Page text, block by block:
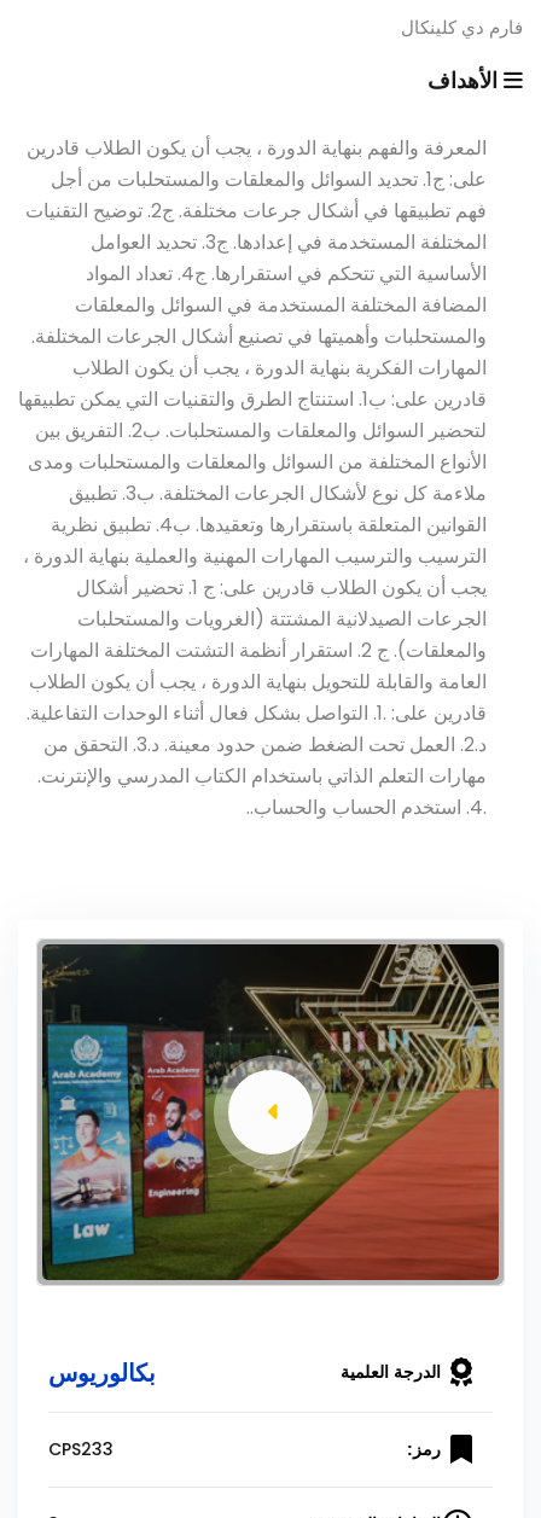
فارم دي كلينكال
الأهداف
المعرفة والفهم بنهاية الدورة ، يجب أن يكون الطلاب قادرين
على: ج1. تحديد السوائل والمعلقات والمستحلبات من أجل
فهم تطبيقها في أشكال جرعات مختلفة. ج2. توضيح التقنيات
المختلفة المستخدمة في إعدادها. ج3. تحديد العوامل
الأساسية التي تتحكم في استقرارها. ج4. تعداد المواد
المضافة المختلفة المستخدمة في السوائل والمعلقات
والمستحلبات وأهميتها في تصنيع أشكال الجرعات المختلفة.
المهارات الفكرية بنهاية الدورة ، يجب أن يكون الطلاب
قادرين على: ب1. استنتاج الطرق والتقنيات التي يمكن تطبيقها
لتحضير السوائل والمعلقات والمستحلبات. ب2. التفريق بين
الأنواع المختلفة من السوائل والمعلقات والمستحلبات ومدى
ملاءمة كل نوع لأشكال الجرعات المختلفة. ب3. تطبيق
القوانين المتعلقة باستقرارها وتعقيدها. ب4. تطبيق نظرية
الترسيب والترسيب المهارات المهنية والعملية بنهاية الدورة ،
يجب أن يكون الطلاب قادرين على: ج 1. تحضير أشكال
الجرعات الصيدلانية المشتتة (الغرويات والمستحلبات
والمعلقات). ج 2. استقرار أنظمة التشتت المختلفة المهارات
العامة والقابلة للتحويل بنهاية الدورة ، يجب أن يكون الطلاب
قادرين على: .1. التواصل بشكل فعال أثناء الوحدات التفاعلية.
د.2. العمل تحت الضغط ضمن حدود معينة. د.3. التحقق من
مهارات التعلم الذاتي باستخدام الكتاب المدرسي والإنترنت.
.4. استخدم الحساب والحساب..
الدرجة العلمية بكالوريوس
رمز: CPS233